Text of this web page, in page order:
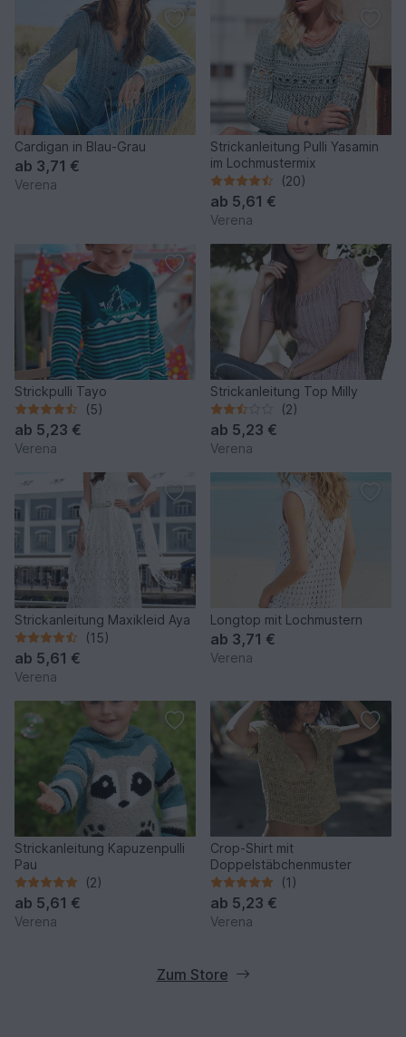
Cardigan in Blau-Grau
ab 3,71 €
Verena
Strickanleitung Pulli Yasamin
im Lochmustermix
(20)
ab 5,61 €
Verena
Strickpulli Tayo
(5)
ab 5,23 €
Verena
Strickanleitung Top Milly
(2)
ab 5,23 €
Verena
Strickanleitung Maxikleid Aya
(15)
ab 5,61 €
Verena
Longtop mit Lochmustern
ab 3,71 €
Verena
Strickanleitung Kapuzenpulli
Pau
(2)
ab 5,61 €
Verena
Crop-Shirt mit
Doppelstäbchenmuster
(1)
ab 5,23 €
Verena
Zum Store